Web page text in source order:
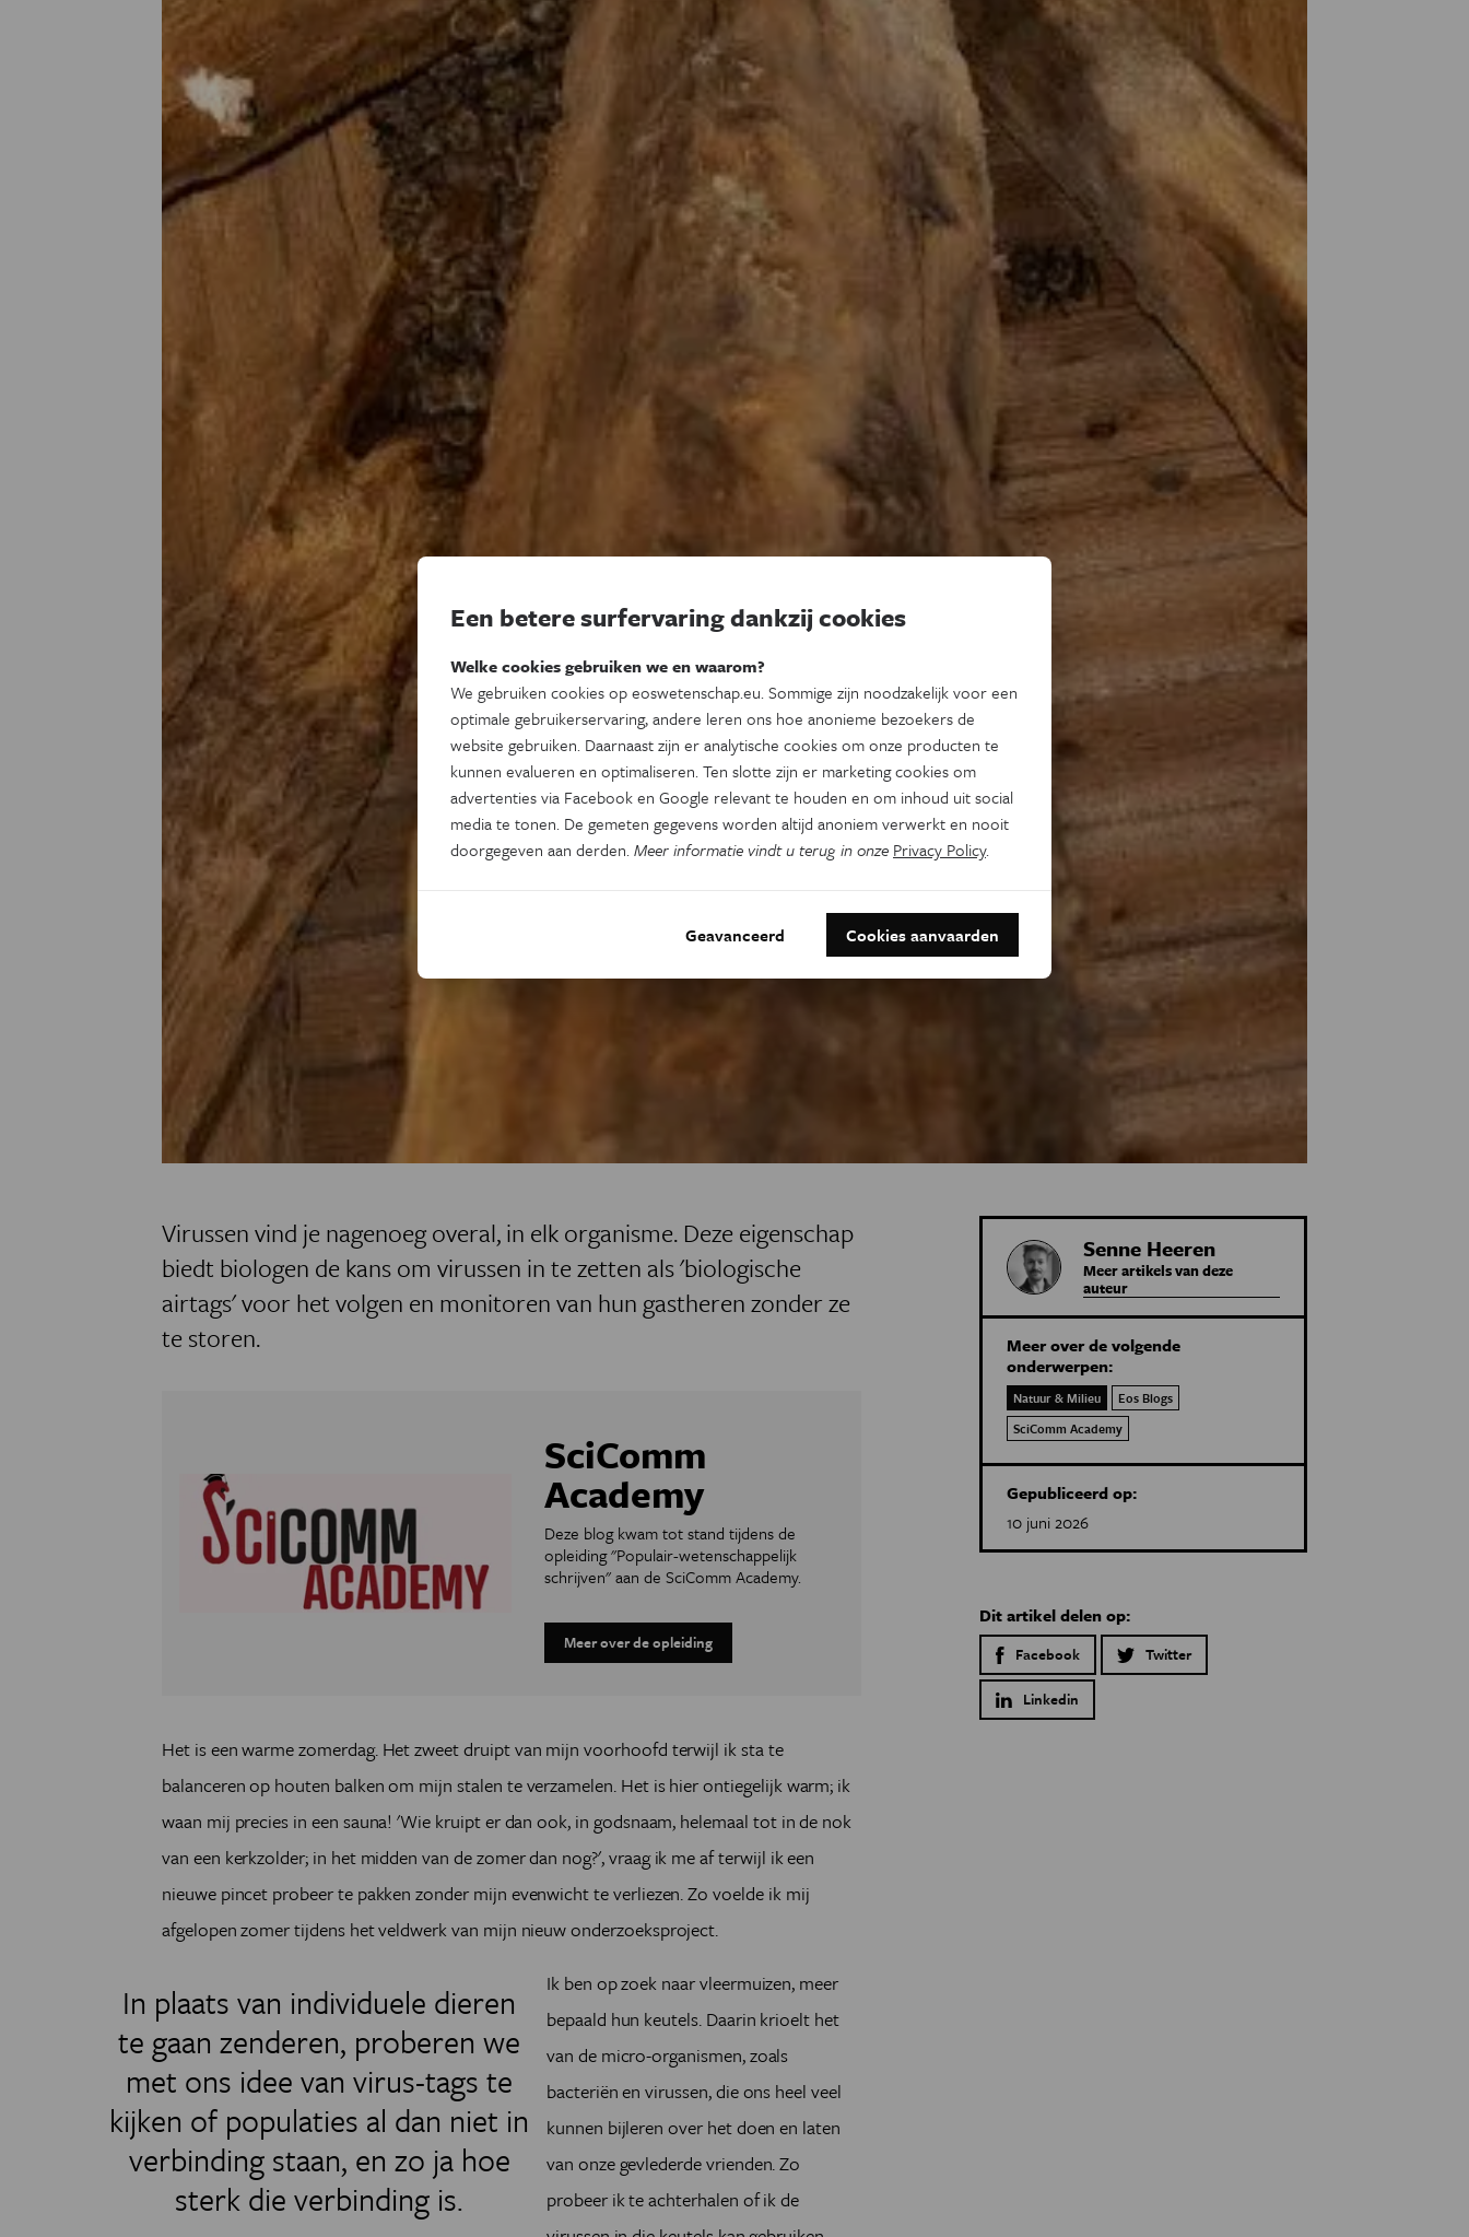
Virussen vind je nagenoeg overal, in elk organisme. Deze eigenschap
biedt biologen de kans om virussen in te zetten als 'biologische
airtags' voor het volgen en monitoren van hun gastheren zonder ze
te storen.
SciComm
Academy
Deze blog kwam tot stand tijdens de
opleiding "Populair-wetenschappelijk
schrijven" aan de SciComm Academy.
Meer over de opleiding
Het is een warme zomerdag. Het zweet druipt van mijn voorhoofd terwijl ik sta te
balanceren op houten balken om mijn stalen te verzamelen. Het is hier ontiegelijk warm; ik
waan mij precies in een sauna! 'Wie kruipt er dan ook, in godsnaam, helemaal tot in de nok
van een kerkzolder; in het midden van de zomer dan nog?', vraag ik me af terwijl ik een
nieuwe pincet probeer te pakken zonder mijn evenwicht te verliezen. Zo voelde ik mij
afgelopen zomer tijdens het veldwerk van mijn nieuw onderzoeksproject.
In plaats van individuele dieren
te gaan zenderen, proberen we
met ons idee van virus-tags te
kijken of populaties al dan niet in
verbinding staan, en zo ja hoe
sterk die verbinding is.
Ik ben op zoek naar vleermuizen, meer
bepaald hun keutels. Daarin krioelt het
van de micro-organismen, zoals
bacteriën en virussen, die ons heel veel
kunnen bijleren over het doen en laten
van onze gevlederde vrienden. Zo
probeer ik te achterhalen of ik de
Senne Heeren
Meer artikels van deze
auteur
Meer over de volgende
onderwerpen:
Natuur & Milieu
Eos Blogs
SciComm Academy
Gepubliceerd op:
10 juni 2026
Dit artikel delen op:
Facebook Twitter
Linkedin
Een betere surfervaring dankzij cookies
Welke cookies gebruiken we en waarom?
We gebruiken cookies op eoswetenschap.eu. Sommige zijn noodzakelijk voor een
optimale gebruikerservaring, andere leren ons hoe anonieme bezoekers de
website gebruiken. Daarnaast zijn er analytische cookies om onze producten te
kunnen evalueren en optimaliseren. Ten slotte zijn er marketing cookies om
advertenties via Facebook en Google relevant te houden en om inhoud uit social
media te tonen. De gemeten gegevens worden altijd anoniem verwerkt en nooit
doorgegeven aan derden.Meer informatie vindt u terug in onze Privacy Policy.
Geavanceerd Cookies aanvaarden